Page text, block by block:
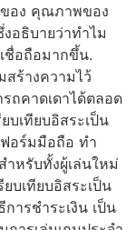
อง คุณภาพของ
อธิบายว่าทำไม
ชื่อถือมากขึ้น.
สร้างความไว้
ถคาดเดาได้ตลอด
บเทียบอิสระเป็น
อร์มมือถือ ทำ
ำหรับทั้งผู้เล่นใหม่
บเทียบอิสระเป็น
ารชำระเงิน เป็น